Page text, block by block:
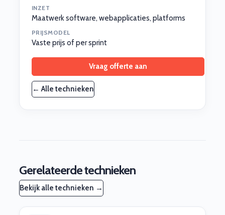
INZET
Maatwerk software, webapplicaties, platforms
PRIJSMODEL
Vaste prijs of per sprint
Vraag offerte aan
← Alle technieken
Gerelateerde technieken
Bekijk alle technieken →